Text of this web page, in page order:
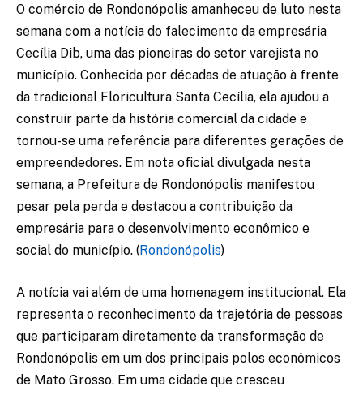
O comércio de Rondonópolis amanheceu de luto nesta
semana com a notícia do falecimento da empresária
Cecília Dib, uma das pioneiras do setor varejista no
município. Conhecida por décadas de atuação à frente
da tradicional Floricultura Santa Cecília, ela ajudou a
construir parte da história comercial da cidade e
tornou-se uma referência para diferentes gerações de
empreendedores. Em nota oficial divulgada nesta
semana, a Prefeitura de Rondonópolis manifestou
pesar pela perda e destacou a contribuição da
empresária para o desenvolvimento econômico e
social do município. (Rondonópolis)
A notícia vai além de uma homenagem institucional. Ela
representa o reconhecimento da trajetória de pessoas
que participaram diretamente da transformação de
Rondonópolis em um dos principais polos econômicos
de Mato Grosso. Em uma cidade que cresceu